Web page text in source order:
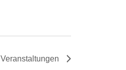
Veranstaltungen